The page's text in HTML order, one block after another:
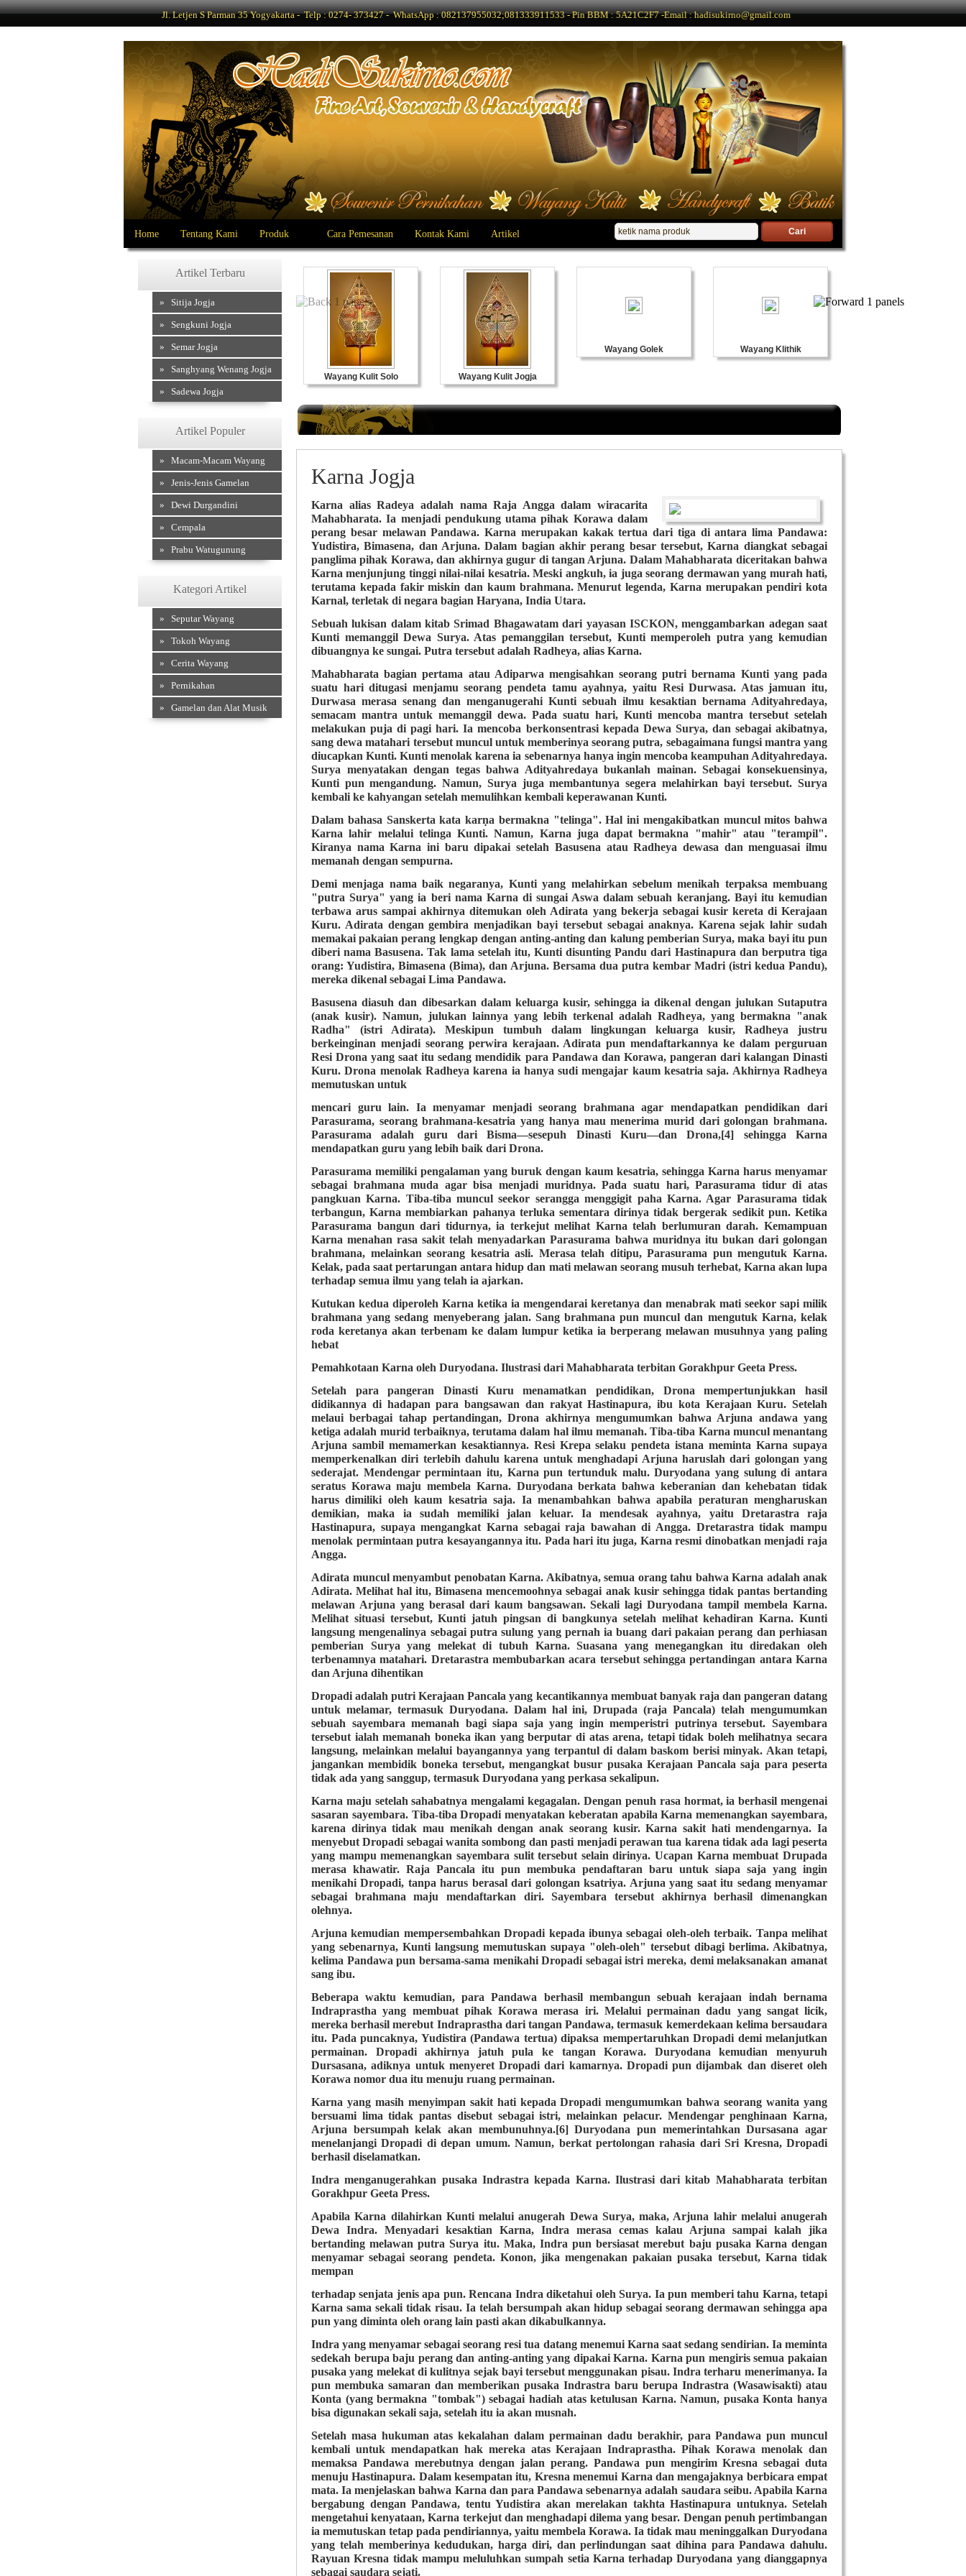
Jl. Letjen S Parman 35 Yogyakarta - Telp : 0274- 373427 - WhatsApp : 082137955032;081333911533 - Pin BBM : 5A21C2F7 -Email : hadisukirno@gmail.com
Home Tentang Kami Produk Cara Pemesanan Kontak Kami Artikel
Artikel Terbaru
» Sitija Jogja
» Sengkuni Jogja
» Semar Jogja
» Sanghyang Wenang Jogja
» Sadewa Jogja
Artikel Populer
» Macam-Macam Wayang
» Jenis-Jenis Gamelan
» Dewi Durgandini
» Cempala
» Prabu Watugunung
Kategori Artikel
» Seputar Wayang
» Tokoh Wayang
» Cerita Wayang
» Pernikahan
» Gamelan dan Alat Musik
Wayang Kulit Solo Wayang Kulit Jogja
Wayang Golek Wayang Klithik
Karna Jogja
Karna alias Radeya adalah nama Raja Angga dalam wiracarita
Mahabharata. Ia menjadi pendukung utama pihak Korawa dalam
perang besar melawan Pandawa. Karna merupakan kakak tertua dari tiga di antara lima Pandawa:
Yudistira, Bimasena, dan Arjuna. Dalam bagian akhir perang besar tersebut, Karna diangkat sebagai
panglima pihak Korawa, dan akhirnya gugur di tangan Arjuna. Dalam Mahabharata diceritakan bahwa
Karna menjunjung tinggi nilai-nilai kesatria. Meski angkuh, ia juga seorang dermawan yang murah hati,
terutama kepada fakir miskin dan kaum brahmana. Menurut legenda, Karna merupakan pendiri kota
Karnal, terletak di negara bagian Haryana, India Utara.
Sebuah lukisan dalam kitab Srimad Bhagawatam dari yayasan ISCKON, menggambarkan adegan saat
Kunti memanggil Dewa Surya. Atas pemanggilan tersebut, Kunti memperoleh putra yang kemudian
dibuangnya ke sungai. Putra tersebut adalah Radheya, alias Karna.
Mahabharata bagian pertama atau Adiparwa mengisahkan seorang putri bernama Kunti yang pada
suatu hari ditugasi menjamu seorang pendeta tamu ayahnya, yaitu Resi Durwasa. Atas jamuan itu,
Durwasa merasa senang dan menganugerahi Kunti sebuah ilmu kesaktian bernama Adityahredaya,
semacam mantra untuk memanggil dewa. Pada suatu hari, Kunti mencoba mantra tersebut setelah
melakukan puja di pagi hari. Ia mencoba berkonsentrasi kepada Dewa Surya, dan sebagai akibatnya,
sang dewa matahari tersebut muncul untuk memberinya seorang putra, sebagaimana fungsi mantra yang
diucapkan Kunti. Kunti menolak karena ia sebenarnya hanya ingin mencoba keampuhan Adityahredaya.
Surya menyatakan dengan tegas bahwa Adityahredaya bukanlah mainan. Sebagai konsekuensinya,
Kunti pun mengandung. Namun, Surya juga membantunya segera melahirkan bayi tersebut. Surya
kembali ke kahyangan setelah memulihkan kembali keperawanan Kunti.
Dalam bahasa Sanskerta kata karṇa bermakna "telinga". Hal ini mengakibatkan muncul mitos bahwa
Karna lahir melalui telinga Kunti. Namun, Karna juga dapat bermakna "mahir" atau "terampil".
Kiranya nama Karna ini baru dipakai setelah Basusena atau Radheya dewasa dan menguasai ilmu
memanah dengan sempurna.
Demi menjaga nama baik negaranya, Kunti yang melahirkan sebelum menikah terpaksa membuang
"putra Surya" yang ia beri nama Karna di sungai Aswa dalam sebuah keranjang. Bayi itu kemudian
terbawa arus sampai akhirnya ditemukan oleh Adirata yang bekerja sebagai kusir kereta di Kerajaan
Kuru. Adirata dengan gembira menjadikan bayi tersebut sebagai anaknya. Karena sejak lahir sudah
memakai pakaian perang lengkap dengan anting-anting dan kalung pemberian Surya, maka bayi itu pun
diberi nama Basusena. Tak lama setelah itu, Kunti disunting Pandu dari Hastinapura dan berputra tiga
orang: Yudistira, Bimasena (Bima), dan Arjuna. Bersama dua putra kembar Madri (istri kedua Pandu),
mereka dikenal sebagai Lima Pandawa.
Basusena diasuh dan dibesarkan dalam keluarga kusir, sehingga ia dikenal dengan julukan Sutaputra
(anak kusir). Namun, julukan lainnya yang lebih terkenal adalah Radheya, yang bermakna "anak
Radha" (istri Adirata). Meskipun tumbuh dalam lingkungan keluarga kusir, Radheya justru
berkeinginan menjadi seorang perwira kerajaan. Adirata pun mendaftarkannya ke dalam perguruan
Resi Drona yang saat itu sedang mendidik para Pandawa dan Korawa, pangeran dari kalangan Dinasti
Kuru. Drona menolak Radheya karena ia hanya sudi mengajar kaum kesatria saja. Akhirnya Radheya
memutuskan untuk
mencari guru lain. Ia menyamar menjadi seorang brahmana agar mendapatkan pendidikan dari
Parasurama, seorang brahmana-kesatria yang hanya mau menerima murid dari golongan brahmana.
Parasurama adalah guru dari Bisma—sesepuh Dinasti Kuru—dan Drona,[4] sehingga Karna
mendapatkan guru yang lebih baik dari Drona.
Parasurama memiliki pengalaman yang buruk dengan kaum kesatria, sehingga Karna harus menyamar
sebagai brahmana muda agar bisa menjadi muridnya. Pada suatu hari, Parasurama tidur di atas
pangkuan Karna. Tiba-tiba muncul seekor serangga menggigit paha Karna. Agar Parasurama tidak
terbangun, Karna membiarkan pahanya terluka sementara dirinya tidak bergerak sedikit pun. Ketika
Parasurama bangun dari tidurnya, ia terkejut melihat Karna telah berlumuran darah. Kemampuan
Karna menahan rasa sakit telah menyadarkan Parasurama bahwa muridnya itu bukan dari golongan
brahmana, melainkan seorang kesatria asli. Merasa telah ditipu, Parasurama pun mengutuk Karna.
Kelak, pada saat pertarungan antara hidup dan mati melawan seorang musuh terhebat, Karna akan lupa
terhadap semua ilmu yang telah ia ajarkan.
Kutukan kedua diperoleh Karna ketika ia mengendarai keretanya dan menabrak mati seekor sapi milik
brahmana yang sedang menyeberang jalan. Sang brahmana pun muncul dan mengutuk Karna, kelak
roda keretanya akan terbenam ke dalam lumpur ketika ia berperang melawan musuhnya yang paling
hebat
Pemahkotaan Karna oleh Duryodana. Ilustrasi dari Mahabharata terbitan Gorakhpur Geeta Press.
Setelah para pangeran Dinasti Kuru menamatkan pendidikan, Drona mempertunjukkan hasil
didikannya di hadapan para bangsawan dan rakyat Hastinapura, ibu kota Kerajaan Kuru. Setelah
melaui berbagai tahap pertandingan, Drona akhirnya mengumumkan bahwa Arjuna andawa yang
ketiga adalah murid terbaiknya, terutama dalam hal ilmu memanah. Tiba-tiba Karna muncul menantang
Arjuna sambil memamerkan kesaktiannya. Resi Krepa selaku pendeta istana meminta Karna supaya
memperkenalkan diri terlebih dahulu karena untuk menghadapi Arjuna haruslah dari golongan yang
sederajat. Mendengar permintaan itu, Karna pun tertunduk malu. Duryodana yang sulung di antara
seratus Korawa maju membela Karna. Duryodana berkata bahwa keberanian dan kehebatan tidak
harus dimiliki oleh kaum kesatria saja. Ia menambahkan bahwa apabila peraturan mengharuskan
demikian, maka ia sudah memiliki jalan keluar. Ia mendesak ayahnya, yaitu Dretarastra raja
Hastinapura, supaya mengangkat Karna sebagai raja bawahan di Angga. Dretarastra tidak mampu
menolak permintaan putra kesayangannya itu. Pada hari itu juga, Karna resmi dinobatkan menjadi raja
Angga.
Adirata muncul menyambut penobatan Karna. Akibatnya, semua orang tahu bahwa Karna adalah anak
Adirata. Melihat hal itu, Bimasena mencemoohnya sebagai anak kusir sehingga tidak pantas bertanding
melawan Arjuna yang berasal dari kaum bangsawan. Sekali lagi Duryodana tampil membela Karna.
Melihat situasi tersebut, Kunti jatuh pingsan di bangkunya setelah melihat kehadiran Karna. Kunti
langsung mengenalinya sebagai putra sulung yang pernah ia buang dari pakaian perang dan perhiasan
pemberian Surya yang melekat di tubuh Karna. Suasana yang menegangkan itu diredakan oleh
terbenamnya matahari. Dretarastra membubarkan acara tersebut sehingga pertandingan antara Karna
dan Arjuna dihentikan
Dropadi adalah putri Kerajaan Pancala yang kecantikannya membuat banyak raja dan pangeran datang
untuk melamar, termasuk Duryodana. Dalam hal ini, Drupada (raja Pancala) telah mengumumkan
sebuah sayembara memanah bagi siapa saja yang ingin memperistri putrinya tersebut. Sayembara
tersebut ialah memanah boneka ikan yang berputar di atas arena, tetapi tidak boleh melihatnya secara
langsung, melainkan melalui bayangannya yang terpantul di dalam baskom berisi minyak. Akan tetapi,
jangankan membidik boneka tersebut, mengangkat busur pusaka Kerajaan Pancala saja para peserta
tidak ada yang sanggup, termasuk Duryodana yang perkasa sekalipun.
Karna maju setelah sahabatnya mengalami kegagalan. Dengan penuh rasa hormat, ia berhasil mengenai
sasaran sayembara. Tiba-tiba Dropadi menyatakan keberatan apabila Karna memenangkan sayembara,
karena dirinya tidak mau menikah dengan anak seorang kusir. Karna sakit hati mendengarnya. Ia
menyebut Dropadi sebagai wanita sombong dan pasti menjadi perawan tua karena tidak ada lagi peserta
yang mampu memenangkan sayembara sulit tersebut selain dirinya. Ucapan Karna membuat Drupada
merasa khawatir. Raja Pancala itu pun membuka pendaftaran baru untuk siapa saja yang ingin
menikahi Dropadi, tanpa harus berasal dari golongan ksatriya. Arjuna yang saat itu sedang menyamar
sebagai brahmana maju mendaftarkan diri. Sayembara tersebut akhirnya berhasil dimenangkan
olehnya.
Arjuna kemudian mempersembahkan Dropadi kepada ibunya sebagai oleh-oleh terbaik. Tanpa melihat
yang sebenarnya, Kunti langsung memutuskan supaya "oleh-oleh" tersebut dibagi berlima. Akibatnya,
kelima Pandawa pun bersama-sama menikahi Dropadi sebagai istri mereka, demi melaksanakan amanat
sang ibu.
Beberapa waktu kemudian, para Pandawa berhasil membangun sebuah kerajaan indah bernama
Indraprastha yang membuat pihak Korawa merasa iri. Melalui permainan dadu yang sangat licik,
mereka berhasil merebut Indraprastha dari tangan Pandawa, termasuk kemerdekaan kelima bersaudara
itu. Pada puncaknya, Yudistira (Pandawa tertua) dipaksa mempertaruhkan Dropadi demi melanjutkan
permainan. Dropadi akhirnya jatuh pula ke tangan Korawa. Duryodana kemudian menyuruh
Dursasana, adiknya untuk menyeret Dropadi dari kamarnya. Dropadi pun dijambak dan diseret oleh
Korawa nomor dua itu menuju ruang permainan.
Karna yang masih menyimpan sakit hati kepada Dropadi mengumumkan bahwa seorang wanita yang
bersuami lima tidak pantas disebut sebagai istri, melainkan pelacur. Mendengar penghinaan Karna,
Arjuna bersumpah kelak akan membunuhnya.[6] Duryodana pun memerintahkan Dursasana agar
menelanjangi Dropadi di depan umum. Namun, berkat pertolongan rahasia dari Sri Kresna, Dropadi
berhasil diselamatkan.
Indra menganugerahkan pusaka Indrastra kepada Karna. Ilustrasi dari kitab Mahabharata terbitan
Gorakhpur Geeta Press.
Apabila Karna dilahirkan Kunti melalui anugerah Dewa Surya, maka, Arjuna lahir melalui anugerah
Dewa Indra. Menyadari kesaktian Karna, Indra merasa cemas kalau Arjuna sampai kalah jika
bertanding melawan putra Surya itu. Maka, Indra pun bersiasat merebut baju pusaka Karna dengan
menyamar sebagai seorang pendeta. Konon, jika mengenakan pakaian pusaka tersebut, Karna tidak
mempan
terhadap senjata jenis apa pun. Rencana Indra diketahui oleh Surya. Ia pun memberi tahu Karna, tetapi
Karna sama sekali tidak risau. Ia telah bersumpah akan hidup sebagai seorang dermawan sehingga apa
pun yang diminta oleh orang lain pasti akan dikabulkannya.
Indra yang menyamar sebagai seorang resi tua datang menemui Karna saat sedang sendirian. Ia meminta
sedekah berupa baju perang dan anting-anting yang dipakai Karna. Karna pun mengiris semua pakaian
pusaka yang melekat di kulitnya sejak bayi tersebut menggunakan pisau. Indra terharu menerimanya. Ia
pun membuka samaran dan memberikan pusaka Indrastra baru berupa Indrastra (Wasawisakti) atau
Konta (yang bermakna "tombak") sebagai hadiah atas ketulusan Karna. Namun, pusaka Konta hanya
bisa digunakan sekali saja, setelah itu ia akan musnah.
Setelah masa hukuman atas kekalahan dalam permainan dadu berakhir, para Pandawa pun muncul
kembali untuk mendapatkan hak mereka atas Kerajaan Indraprastha. Pihak Korawa menolak dan
memaksa Pandawa merebutnya dengan jalan perang. Pandawa pun mengirim Kresna sebagai duta
menuju Hastinapura. Dalam kesempatan itu, Kresna menemui Karna dan mengajaknya berbicara empat
mata. Ia menjelaskan bahwa Karna dan para Pandawa sebenarnya adalah saudara seibu. Apabila Karna
bergabung dengan Pandawa, tentu Yudistira akan merelakan takhta Hastinapura untuknya. Setelah
mengetahui kenyataan, Karna terkejut dan menghadapi dilema yang besar. Dengan penuh pertimbangan
ia memutuskan tetap pada pendiriannya, yaitu membela Korawa. Ia tidak mau meninggalkan Duryodana
yang telah memberinya kedudukan, harga diri, dan perlindungan saat dihina para Pandawa dahulu.
Rayuan Kresna tidak mampu meluluhkan sumpah setia Karna terhadap Duryodana yang dianggapnya
sebagai saudara sejati.